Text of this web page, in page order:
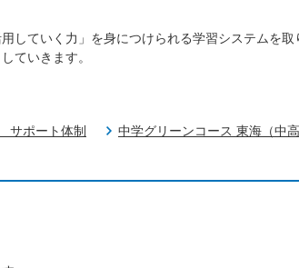
していく力」を身につけられる学習システムを
ていきます。
サポート体制
中学グリーンコース 東海（中